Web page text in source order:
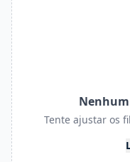
Tente ajustar os